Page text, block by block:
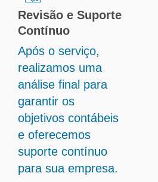
Revisão e Suporte
Contínuo
Após o serviço,
realizamos uma
análise final para
garantir os
objetivos contábeis
e oferecemos
suporte contínuo
para sua empresa.